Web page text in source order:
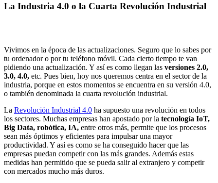
La Industria 4.0 o la Cuarta Revolución Industrial
Vivimos en la época de las actualizaciones. Seguro que lo sabes por
tu ordenador o por tu teléfono móvil. Cada cierto tiempo te van
pidiendo una actualización. Y así es como llegan las versiones 2.0,
3.0, 4.0, etc. Pues bien, hoy nos queremos centra en el sector de la
industria, porque en estos momentos se encuentra en su versión 4.0,
o también denominada la cuarta revolución industrial.
La Revolución Industrial 4.0 ha supuesto una revolución en todos
los sectores. Muchas empresas han apostado por la tecnología IoT,
Big Data, robótica, IA, entre otros más, permite que los procesos
sean más óptimos y eficientes para impulsar una mayor
productividad. Y así es como se ha conseguido hacer que las
empresas puedan competir con las más grandes. Además estas
medidas han permitido que se pueda salir al extranjero y competir
con mercados mucho más duros.